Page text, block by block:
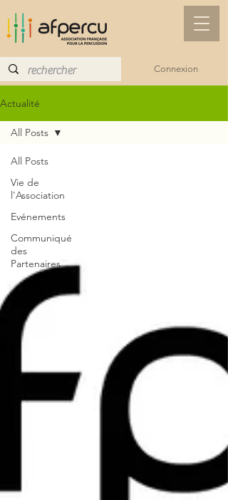
Connexion
Actualité
All Posts
Vie de
l'Association
Evénements
Communiqué
des
Partenaires
All Posts